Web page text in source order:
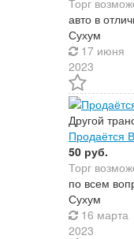
Торг
авто в
Сухум
17 июня
2023
Другой
Продаётся
50 руб.
Торг
по всем
Сухум
16 марта
2023